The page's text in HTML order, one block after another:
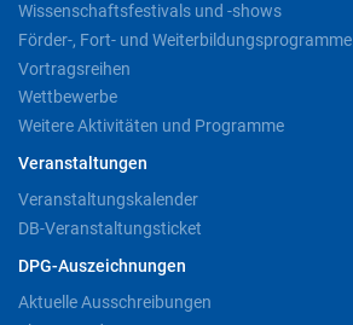
Wissenschaftsfestivals und -shows
Förder-, Fort- und Weiterbildungsprogramme
Vortragsreihen
Wettbewerbe
Weitere Aktivitäten und Programme
Veranstaltungen
Veranstaltungskalender
DB-Veranstaltungsticket
DPG-Auszeichnungen
Aktuelle Ausschreibungen